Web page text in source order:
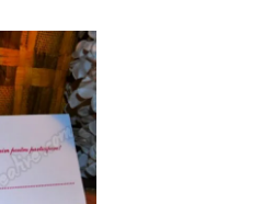
Add to
wishlist